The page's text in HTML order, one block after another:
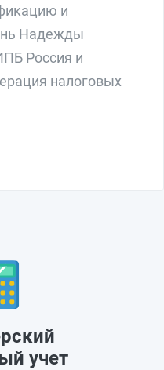
и
Надежды
Россия и
налоговых
учет